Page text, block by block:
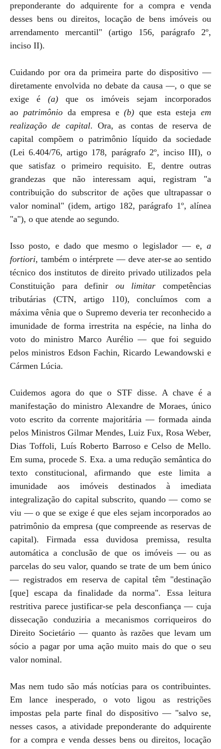
preponderante do adquirente for a compra e venda
desses bens ou direitos, locação de bens imóveis ou
arrendamento mercantil" (artigo 156, parágrafo 2º,
inciso II).
Cuidando por ora da primeira parte do dispositivo —
diretamente envolvida no debate da causa —, o que se
exige é (a) que os imóveis sejam incorporados
ao patrimônioda empresa e(b) que esta estejaem
realização de capital. Ora, as contas de reserva de
capital compõem o patrimônio líquido da sociedade
(Lei 6.404/76, artigo 178, parágrafo 2º, inciso III), o
que satisfaz o primeiro requisito. E, dentre outras
grandezas que não interessam aqui, registram "a
contribuição do subscritor de ações que ultrapassar o
valor nominal" (idem, artigo 182, parágrafo 1º, alínea
"a"), o que atende ao segundo.
Isso posto, e dado que mesmo o legislador — e, a
fortiori, também o intérprete — deve ater-se ao sentido
técnico dos institutos de direito privado utilizados pela
Constituição para definir ou limitar competências
tributárias (CTN, artigo 110), concluímos com a
máxima vênia que o Supremo deveria ter reconhecido a
imunidade de forma irrestrita na espécie, na linha do
voto do ministro Marco Aurélio — que foi seguido
pelos ministros Edson Fachin, Ricardo Lewandowski e
Cármen Lúcia.
Cuidemos agora do que o STF disse. A chave é a
manifestação do ministro Alexandre de Moraes, único
voto escrito da corrente majoritária — formada ainda
pelos Ministros Gilmar Mendes, Luiz Fux, Rosa Weber,
Dias Toffoli, Luís Roberto Barroso e Celso de Mello.
Em suma, procede S. Exa. a uma redução semântica do
texto constitucional, afirmando que este limita a
imunidade aos imóveis destinados à imediata
integralização do capital subscrito, quando — como se
viu — o que se exige é que eles sejam incorporados ao
patrimônio da empresa (que compreende as reservas de
capital). Firmada essa duvidosa premissa, resulta
automática a conclusão de que os imóveis — ou as
parcelas do seu valor, quando se trate de um bem único
— registrados em reserva de capital têm "destinação
[que] escapa da finalidade da norma". Essa leitura
restritiva parece justificar-se pela desconfiança — cuja
dissecação conduziria a mecanismos corriqueiros do
Direito Societário — quanto às razões que levam um
sócio a pagar por uma ação muito mais do que o seu
valor nominal.
Mas nem tudo são más notícias para os contribuintes.
Em lance inesperado, o voto ligou as restrições
impostas pela parte final do dispositivo — "salvo se,
nesses casos, a atividade preponderante do adquirente
for a compra e venda desses bens ou direitos, locação